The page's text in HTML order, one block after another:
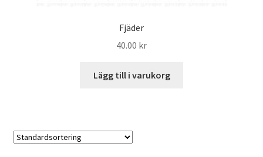
Fjäder
40.00 kr
Lägg till i varukorg